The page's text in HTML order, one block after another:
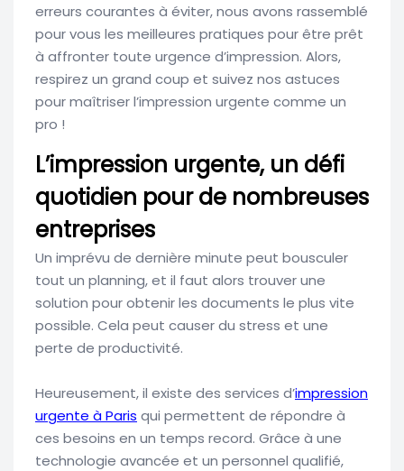
erreurs courantes à éviter, nous avons rassemblé
pour vous les meilleures pratiques pour être prêt
à affronter toute urgence d’impression. Alors,
respirez un grand coup et suivez nos astuces
pour maîtriser l’impression urgente comme un
pro !
L’impression urgente, un défi
quotidien pour de nombreuses
entreprises
Un imprévu de dernière minute peut bousculer
tout un planning, et il faut alors trouver une
solution pour obtenir les documents le plus vite
possible. Cela peut causer du stress et une
perte de productivité.
Heureusement, il existe des services d’impression
urgente à Paris qui permettent de répondre à
ces besoins en un temps record. Grâce à une
technologie avancée et un personnel qualifié,